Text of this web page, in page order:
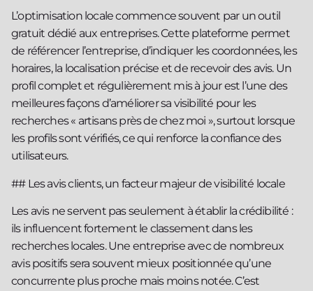
L’optimisation locale commence souvent par un outil
gratuit dédié aux entreprises. Cette plateforme permet
de référencer l’entreprise, d’indiquer les coordonnées, les
horaires, la localisation précise et de recevoir des avis. Un
profil complet et régulièrement mis à jour est l’une des
meilleures façons d’améliorer sa visibilité pour les
recherches « artisans près de chez moi », surtout lorsque
les profils sont vérifiés, ce qui renforce la confiance des
utilisateurs.
## Les avis clients, un facteur majeur de visibilité locale
Les avis ne servent pas seulement à établir la crédibilité :
ils influencent fortement le classement dans les
recherches locales. Une entreprise avec de nombreux
avis positifs sera souvent mieux positionnée qu’une
concurrente plus proche mais moins notée. C’est